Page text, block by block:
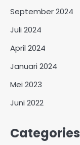
September 2024
Juli 2024
April 2024
Januari 2024
Mei 2023
Juni 2022
Categories